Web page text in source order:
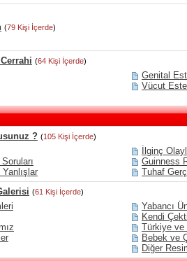
(79 Kişi İçerde)
(64 Kişi İçerde)
Genital
Vücut
? (105 Kişi İçerde)
İlginç
Guinness
Tuhaf
(61 Kişi İçerde)
Yabancı
Kendi
Türkiye ve
Bebek ve
Diğer